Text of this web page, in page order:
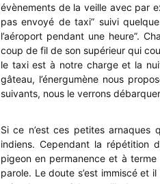
évènements de la veille avec par
pas envoyé de taxi” suivi
l’aéroport pendant une heure”.
coup de fil de son supérieur qui
le taxi est à notre charge et la
gâteau, l’énergumène nous
suivants, nous le verrons
Si ce n’est ces petites
indiens. Cependant la répétition
pigeon en permanence et à terme
parole. Le doute s’est immiscé et